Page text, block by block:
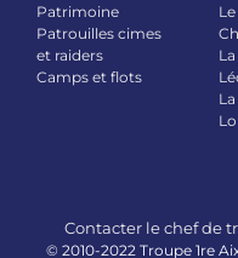
Patrimoine
Patrouilles cimes
et raiders
Camps et flots
Contacter le chef de
© 2010-2022 Troupe 1re